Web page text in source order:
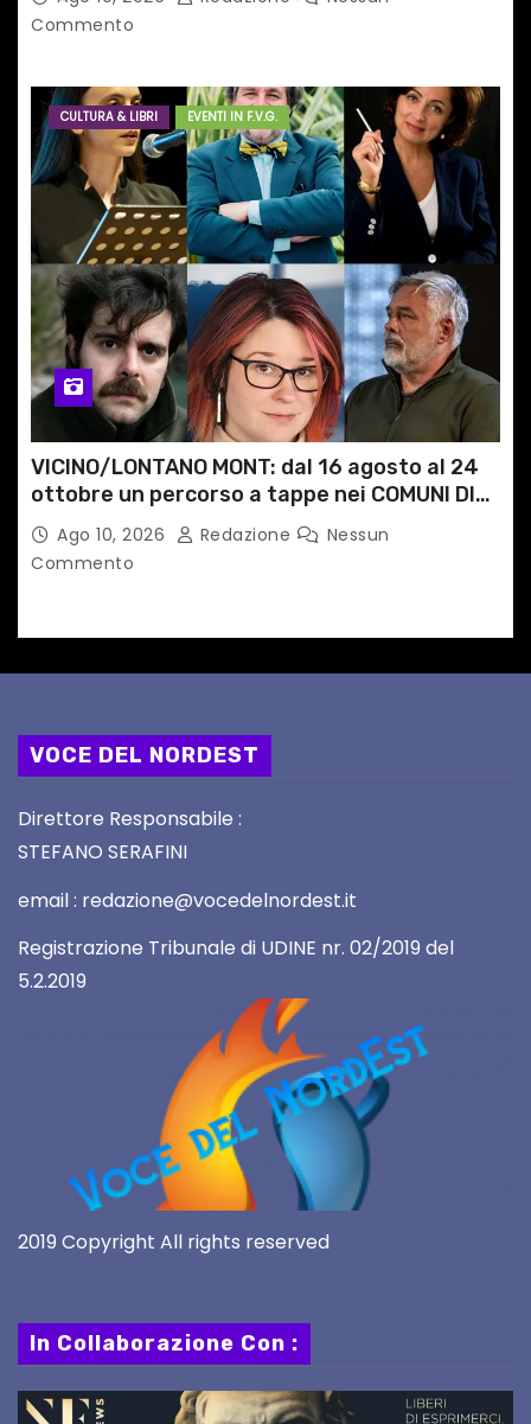
scuole medie e superiori
Commento
CULTURA & LIBRI EVENTI IN F.V.G.
VICINO/LONTANO MONT: dal 16 agosto al 24
ottobre un percorso a tappe nei COMUNI DI
MONTAGNA DEL FVG
Ago 10, 2026 Redazione
Nessun
Commento
VOCE DEL NORDEST
Direttore Responsabile :
STEFANO SERAFINI
email : redazione@vocedelnordest.it
Registrazione Tribunale di UDINE nr. 02/2019 del
5.2.2019
2019 Copyright All rights reserved
In Collaborazione Con :